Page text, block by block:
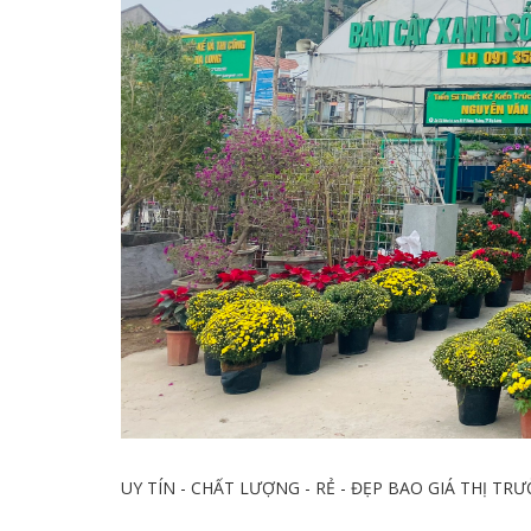
UY TÍN - CHẤT LƯỢNG - RẺ - ĐẸP BAO GIÁ THỊ